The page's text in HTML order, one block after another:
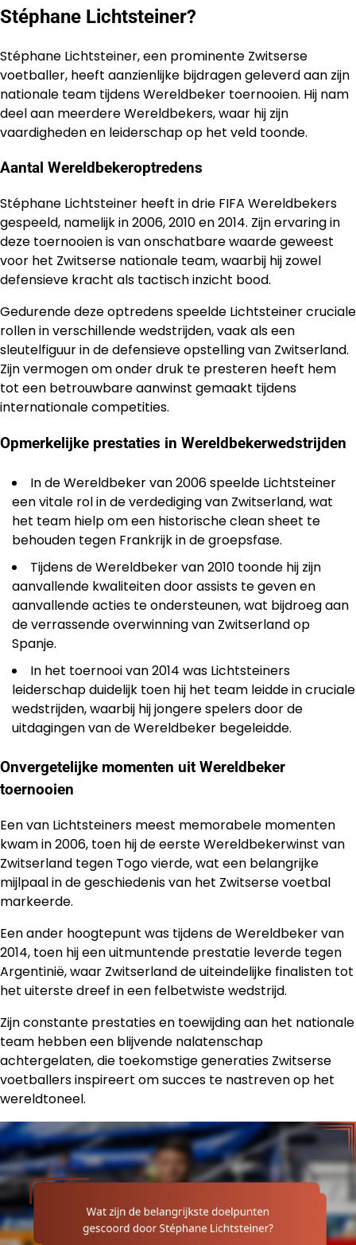
Stéphane Lichtsteiner?
Stéphane Lichtsteiner, een prominente Zwitserse
voetballer, heeft aanzienlijke bijdragen geleverd aan zijn
nationale team tijdens Wereldbeker toernooien. Hij nam
deel aan meerdere Wereldbekers, waar hij zijn
vaardigheden en leiderschap op het veld toonde.
Aantal Wereldbekeroptredens
Stéphane Lichtsteiner heeft in drie FIFA Wereldbekers
gespeeld, namelijk in 2006, 2010 en 2014. Zijn ervaring in
deze toernooien is van onschatbare waarde geweest
voor het Zwitserse nationale team, waarbij hij zowel
defensieve kracht als tactisch inzicht bood.
Gedurende deze optredens speelde Lichtsteiner cruciale
rollen in verschillende wedstrijden, vaak als een
sleutelfiguur in de defensieve opstelling van Zwitserland.
Zijn vermogen om onder druk te presteren heeft hem
tot een betrouwbare aanwinst gemaakt tijdens
internationale competities.
Opmerkelijke prestaties in Wereldbekerwedstrijden
In de Wereldbeker van 2006 speelde Lichtsteiner
een vitale rol in de verdediging van Zwitserland, wat
het team hielp om een historische clean sheet te
behouden tegen Frankrijk in de groepsfase.
Tijdens de Wereldbeker van 2010 toonde hij zijn
aanvallende kwaliteiten door assists te geven en
aanvallende acties te ondersteunen, wat bijdroeg aan
de verrassende overwinning van Zwitserland op
Spanje.
In het toernooi van 2014 was Lichtsteiners
leiderschap duidelijk toen hij het team leidde in cruciale
wedstrijden, waarbij hij jongere spelers door de
uitdagingen van de Wereldbeker begeleidde.
Onvergetelijke momenten uit Wereldbeker
toernooien
Een van Lichtsteiners meest memorabele momenten
kwam in 2006, toen hij de eerste Wereldbekerwinst van
Zwitserland tegen Togo vierde, wat een belangrijke
mijlpaal in de geschiedenis van het Zwitserse voetbal
markeerde.
Een ander hoogtepunt was tijdens de Wereldbeker van
2014, toen hij een uitmuntende prestatie leverde tegen
Argentinië, waar Zwitserland de uiteindelijke finalisten tot
het uiterste dreef in een felbetwiste wedstrijd.
Zijn constante prestaties en toewijding aan het nationale
team hebben een blijvende nalatenschap
achtergelaten, die toekomstige generaties Zwitserse
voetballers inspireert om succes te nastreven op het
wereldtoneel.